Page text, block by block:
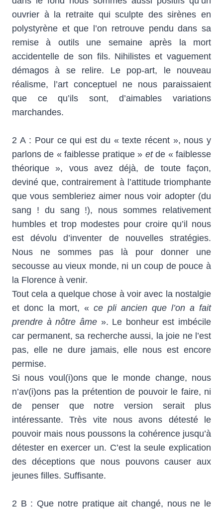
ouvrier à la retraite qui sculpte des sirènes en
polystyrène et que l’on retrouve pendu dans sa
remise à outils une semaine après la mort
accidentelle de son fils. Nihilistes et vaguement
démagos à se relire. Le pop-art, le nouveau
réalisme, l’art conceptuel ne nous paraissaient
que ce qu’ils sont, d’aimables variations
marchandes.
2 A : Pour ce qui est du « texte récent », nous y
parlons de « faiblesse pratique » etde « faiblesse
théorique », vous avez déjà, de toute façon,
deviné que, contrairement à l’attitude triomphante
que vous sembleriez aimer nous voir adopter (du
sang ! du sang !), nous sommes relativement
humbles et trop modestes pour croire qu’il nous
est dévolu d’inventer de nouvelles stratégies.
Nous ne sommes pas là pour donner une
secousse au vieux monde, ni un coup de pouce à
la Florence à venir.
Tout cela a quelque chose à voir avec la nostalgie
et donc la mort, « ce pli ancien que l’on a fait
prendre à nôtre âme». Le bonheur est imbécile
car permanent, sa recherche aussi, la joie ne l’est
pas, elle ne dure jamais, elle nous est encore
permise.
Si nous voul(i)ons que le monde change, nous
n’av(i)ons pas la prétention de pouvoir le faire, ni
de penser que notre version serait plus
intéressante. Très vite nous avons détesté le
pouvoir mais nous poussons la cohérence jusqu’à
détester en exercer un. C’est la seule explication
des déceptions que nous pouvons causer aux
jeunes filles. Suffisante.
2 B : Que notre pratique ait changé, nous ne le